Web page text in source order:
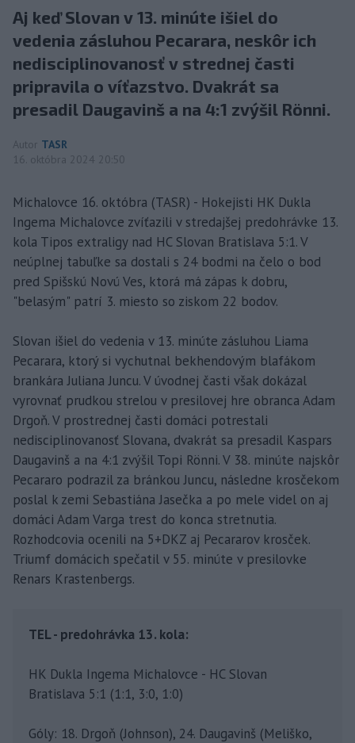
Aj keď Slovan v 13. minúte išiel do
vedenia zásluhou Pecarara, neskôr ich
nedisciplinovanosť v strednej časti
pripravila o víťazstvo. Dvakrát sa
presadil Daugavinš a na 4:1 zvýšil Rönni.
Autor TASR
16. októbra 2024 20:50
Michalovce 16. októbra (TASR) - Hokejisti HK Dukla
Ingema Michalovce zvíťazili v stredajšej predohrávke 13.
kola Tipos extraligy nad HC Slovan Bratislava 5:1. V
neúplnej tabuľke sa dostali s 24 bodmi na čelo o bod
pred Spišskú Novú Ves, ktorá má zápas k dobru,
"belasým" patrí 3. miesto so ziskom 22 bodov.
Slovan išiel do vedenia v 13. minúte zásluhou Liama
Pecarara, ktorý si vychutnal bekhendovým blafákom
brankára Juliana Juncu. V úvodnej časti však dokázal
vyrovnať prudkou strelou v presilovej hre obranca Adam
Drgoň. V prostrednej časti domáci potrestali
nedisciplinovanosť Slovana, dvakrát sa presadil Kaspars
Daugavinš a na 4:1 zvýšil Topi Rönni. V 38. minúte najskôr
Pecararo podrazil za bránkou Juncu, následne krosčekom
poslal k zemi Sebastiána Jasečka a po mele videl on aj
domáci Adam Varga trest do konca stretnutia.
Rozhodcovia ocenili na 5+DKZ aj Pecararov krosček.
Triumf domácich spečatil v 55. minúte v presilovke
Renars Krastenbergs.
TEL - predohrávka 13. kola:
HK Dukla Ingema Michalovce - HC Slovan
Bratislava 5:1 (1:1, 3:0, 1:0)
Góly: 18. Drgoň (Johnson), 24. Daugavinš (Meliško,